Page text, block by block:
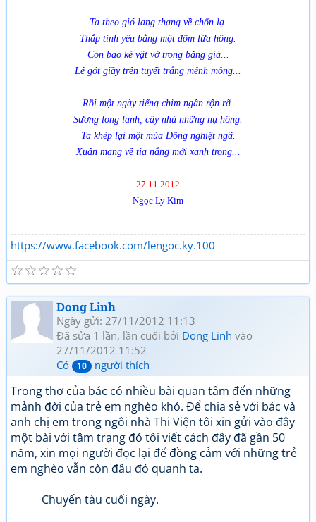
Ta theo gió lang thang về chốn lạ.
Thắp tình yêu bằng một đốm lửa hồng.
Còn bao kẻ vật vờ trong băng giá...
Lê gót giầy trên tuyết trắng mênh mông...
Rồi một ngày tiếng chim ngân rộn rã.
Sương long lanh, cây nhú những nụ hồng.
Ta khép lại một mùa Đông nghiệt ngã.
Xuân mang về tia nắng mới xanh trong...
27.11.2012
Ngọc Ly Kim
https://www.facebook.com/lengoc.ky.100
☆
☆
☆
☆
☆
Dong Linh
Ngày gửi: 27/11/2012 11:13
Đã sửa 1 lần, lần cuối bởi Dong Linh vào
27/11/2012 11:52
Có
10 người thích
Trong thơ của bác có nhiều bài quan tâm đến những
mảnh đời của trẻ em nghèo khó. Để chia sẻ với bác và
anh chị em trong ngôi nhà Thi Viện tôi xin gửi vào đây
một bài với tâm trạng đó tôi viết cách đây đã gần 50
năm, xin mọi người đọc lại để đồng cảm với những trẻ
em nghèo vẫn còn đâu đó quanh ta.
Chuyến tàu cuối ngày.